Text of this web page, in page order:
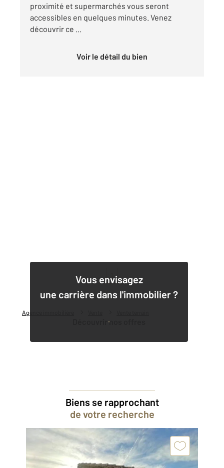
Agence immobilière
proximité et supermarchés vous seront
accessibles en quelques minutes. Venez
découvrir ce ...
Voir le détail du bien
Vous envisagez
une carrière dans l'immobilier ?
Découvrir nos offres
Biens se rapprochant
de votre recherche